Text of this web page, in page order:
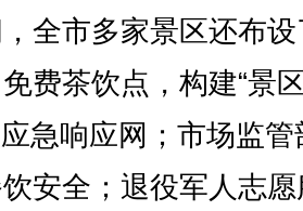
市多家景区还布设
费茶饮点，构建“景
急响应网；市场监
安全；退役军人志